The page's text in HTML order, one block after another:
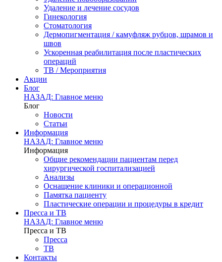
Удаление и лечение сосудов
Гинекология
Стоматология
Дермопигментация / камуфляж рубцов, шрамов и
швов
Ускоренная реабилитация после пластических
операций
ТВ / Мероприятия
Акции
Блог
НАЗАД: Главное меню
Блог
Новости
Статьи
Информация
НАЗАД: Главное меню
Информация
Общие рекомендации пациентам перед
хирургической госпитализацией
Анализы
Оснащение клиники и операционной
Памятка пациенту
Пластические операции и процедуры в кредит
Пресса и ТВ
НАЗАД: Главное меню
Пресса и ТВ
Пресса
ТВ
Контакты